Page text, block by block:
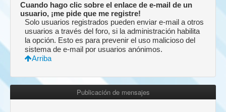
Cuando hago clic sobre el enlace de e-mail de un
usuario, ¡me pide que me registre!
Solo usuarios registrados pueden enviar e-mail a otros
usuarios a través del foro, si la administración habilita
la opción. Esto es para prevenir el uso malicioso del
sistema de e-mail por usuarios anónimos.
Arriba
Publicación de mensajes